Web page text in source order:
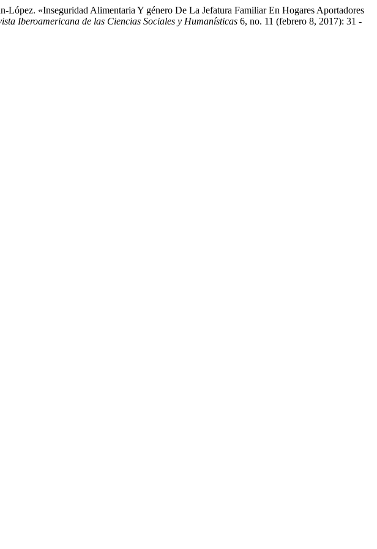
«Inseguridad Alimentaria Y género De La Jefatura Familiar En Hogares Aportadores
Iberoamericana de las Ciencias Sociales y Humanísticas 6, no. 11 (febrero 8, 2017): 31 -